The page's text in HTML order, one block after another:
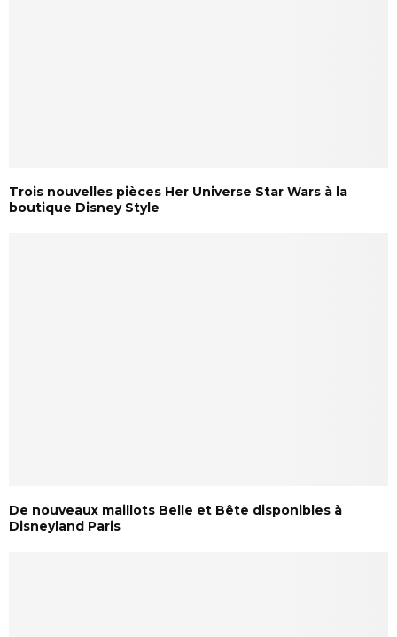
Trois nouvelles pièces Her Universe Star Wars à la
boutique Disney Style
De nouveaux maillots Belle et Bête disponibles à
Disneyland Paris